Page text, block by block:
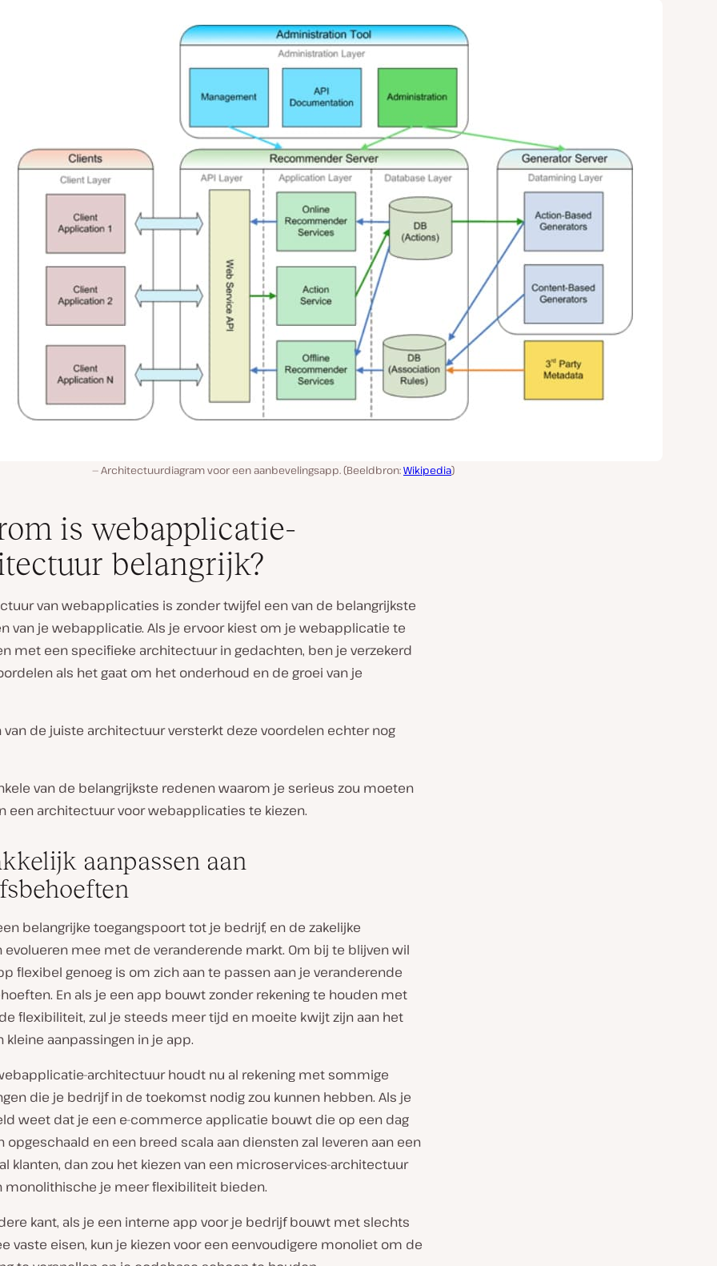
Architectuurdiagram voor een aanbevelingsapp. (Beeldbron:Wikipedia)
is webapplicatie-
belangrijk?
van webapplicaties is zonder twijfel een van de belangrijkste
van je webapplicatie. Als je ervoor kiest om je webapplicatie te
met een specifieke architectuur in gedachten, ben je verzekerd
als het gaat om het onderhoud en de groei van je
van de juiste architectuur versterkt deze voordelen echter nog
van de belangrijkste redenen waarom je serieus zou moeten
een architectuur voor webapplicaties te kiezen.
aanpassen aan
belangrijke toegangspoort tot je bedrijf, en de zakelijke
mee met de veranderende markt. Om bij te blijven wil
flexibel genoeg is om zich aan te passen aan je veranderende
En als je een app bouwt zonder rekening te houden met
flexibiliteit, zul je steeds meer tijd en moeite kwijt zijn aan het
kleine aanpassingen in je app.
architectuur houdt nu al rekening met sommige
die je bedrijf in de toekomst nodig zou kunnen hebben. Als je
weet dat je een e-commerce applicatie bouwt die op een dag
opgeschaald en een breed scala aan diensten zal leveren aan een
klanten, dan zou het kiezen van een microservices-architectuur
monolithische je meer flexibiliteit bieden.
kant, als je een interne app voor je bedrijf bouwt met slechts
vaste eisen, kun je kiezen voor een eenvoudigere monoliet om de